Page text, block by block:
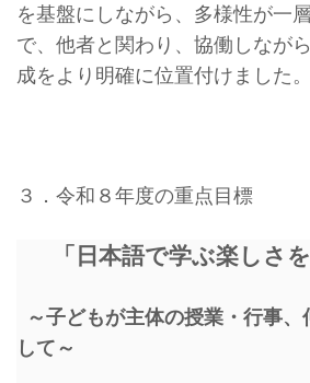
を基盤にしながら、多様性が一
で、他者と関わり、協働しなが
成をより明確に位置付けました。
３．令和８年度の重点目標
「日本語で学ぶ楽しさ
～子どもが主体の授業・行事
して～